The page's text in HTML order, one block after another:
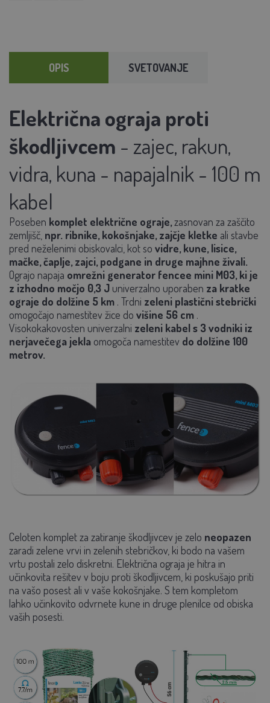
OPIS SVETOVANJE
Električna ograja proti
škodljivcem - zajec, rakun,
vidra, kuna - napajalnik - 100 m
kabel
Poseben komplet električne ograje,zasnovan za zaščito
zemljišč, npr. ribnike, kokošnjake, zajčje kletke ali stavbe
pred neželenimi obiskovalci, kot so vidre, kune, lisice,
mačke, čaplje, zajci, podgane in druge majhne živali.
Ograjo napaja omrežni generator fencee mini M03, ki je
z izhodno močjo 0,3 J univerzalno uporaben za kratke
ograje do dolžine 5 km . Trdni zeleni plastični stebrički
omogočajo namestitev žice do višine 56 cm .
Visokokakovosten univerzalni zeleni kabel s 3 vodniki iz
nerjavečega jekla omogoča namestitev do dolžine 100
metrov.
Celoten komplet za zatiranje škodljivcev je zelo neopazen
zaradi zelene vrvi in zelenih stebričkov, ki bodo na vašem
vrtu postali zelo diskretni. Električna ograja je hitra in
učinkovita rešitev v boju proti škodljivcem, ki poskušajo priti
na vašo posest ali v vaše kokošnjake. S tem kompletom
lahko učinkovito odvrnete kune in druge plenilce od obiska
vaših posesti.